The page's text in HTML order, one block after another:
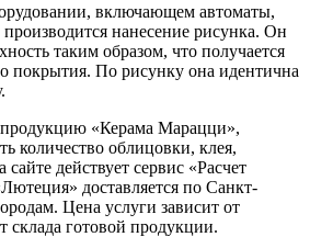
включающем автоматы,
нанесение рисунка. Он
таким образом, что получается
покрытия. По рисунку она идентична
«Керама Марацци»,
количество облицовки, клея,
действует сервис «Расчет
доставляется по Санкт-
Цена услуги зависит от
склада готовой продукции.